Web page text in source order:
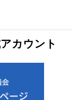
カウント